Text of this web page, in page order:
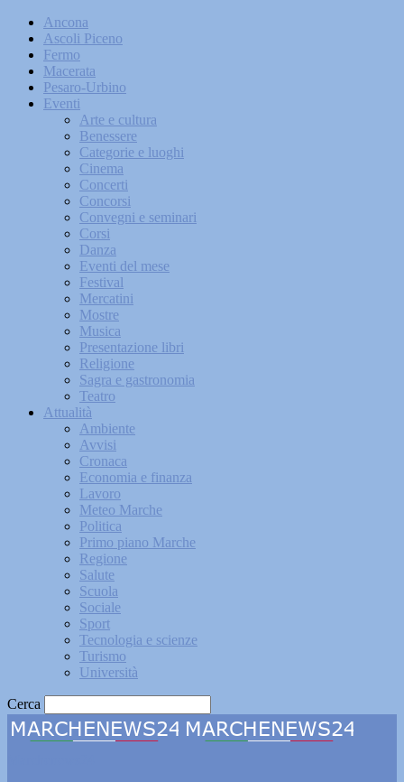
Ancona
Ascoli Piceno
Fermo
Macerata
Pesaro-Urbino
Eventi
Arte e cultura
Benessere
Categorie e luoghi
Cinema
Concerti
Concorsi
Convegni e seminari
Corsi
Danza
Eventi del mese
Festival
Mercatini
Mostre
Musica
Presentazione libri
Religione
Sagra e gastronomia
Teatro
Attualità
Ambiente
Avvisi
Cronaca
Economia e finanza
Lavoro
Meteo Marche
Politica
Primo piano Marche
Regione
Salute
Scuola
Sociale
Sport
Tecnologia e scienze
Turismo
Università
Cerca